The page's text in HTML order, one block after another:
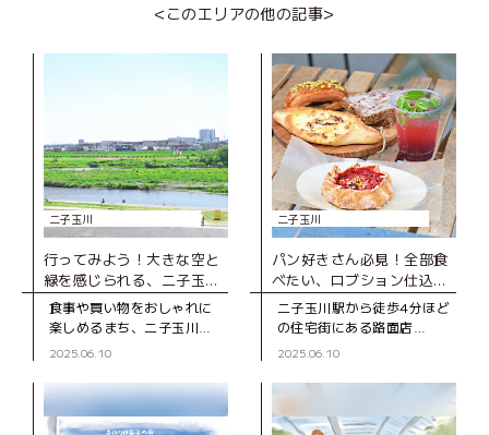
<このエリアの他の記事>
二子玉川
行ってみよう！大きな空と
緑を感じられる、二子玉川
の穴場スポット
食事や買い物をおしゃれに
楽しめるまち、二子玉川。
そんな二子玉川に、自然を
り、子どもが思いっきり遊
ぶことができる場所がある
のをご存じです
2025.06.10
二子玉川
パン好きさん必見！全部食
べたい、ロブション仕込み
の極上パン
二子玉川駅から徒歩4分ほど
の住宅街にある路面店
「BLUE POPPY Bakery（ブ
ー）」。 世界的に有名なフ
ロブ
2025.06.10